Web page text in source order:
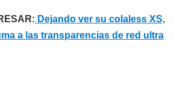
Dejando ver su colaless XS,
a las transparencias de red ultra